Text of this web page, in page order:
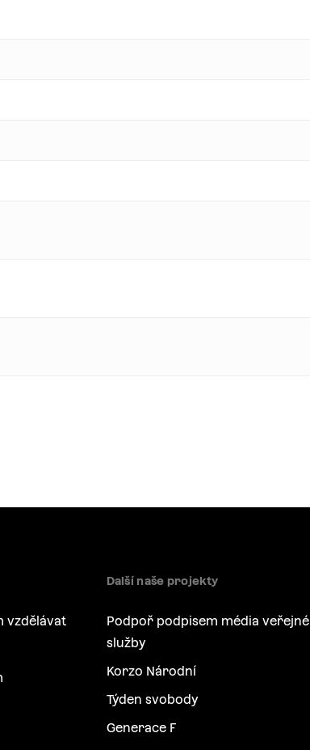
vzdělávat
Další naše projekty
Podpoř podpisem média veřejné
služby
Korzo Národní
Týden svobody
Generace F